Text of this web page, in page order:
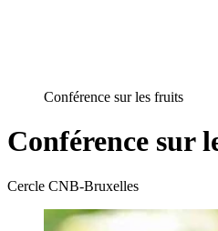
Conférence sur les fruits
Conférence sur
Cercle CNB-Bruxelles